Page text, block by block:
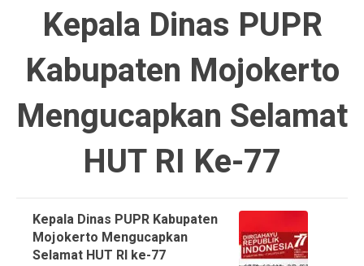
Kepala Dinas PUPR
Kabupaten Mojokerto
Mengucapkan Selamat
HUT RI Ke-77
Kepala Dinas PUPR Kabupaten
Mojokerto Mengucapkan
Selamat HUT RI ke-77